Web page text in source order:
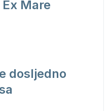
Mare
dosljedno